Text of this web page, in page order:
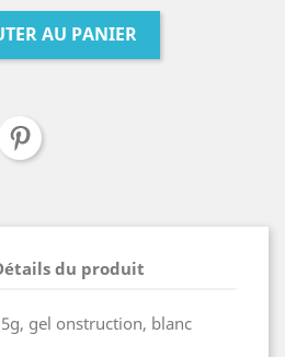
AU PANIER
du produit
gel onstruction, blanc